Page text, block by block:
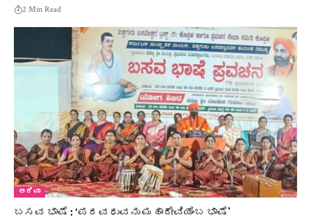
2 Min Read
ಅರಿವು
ಬಸವ ಭಾಷೆ : ‘ಪರವಧುವನು ಮಹಾದೇವಿಯೆಂಬ ಭಾಷೆ’